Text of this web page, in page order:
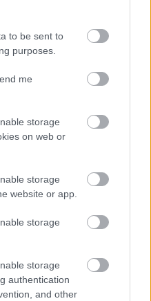
to be sent to
purposes.
me
storage
on web or
storage
website or app.
storage
storage
authentication
and other